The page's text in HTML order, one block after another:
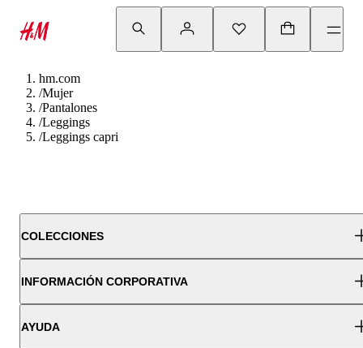
hm.com
/Mujer
/Pantalones
/Leggings
/Leggings capri
COLECCIONES
INFORMACIÓN CORPORATIVA
AYUDA